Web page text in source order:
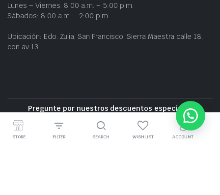
Lunes – Viernes: 8:00 a.m. – 5:00 p.m.
Sábados: 8:00 a.m. – 2:00 p.m.
Ubicación: Edo. Zulia, San Francisco, Sierra Maestra calle 18,
con av 13.
Pregunte por nuestros descuentos especiales
Entrega gratuita cerca de la zona
STORE FILTER SEARCH WISHLIST ACCOUNT